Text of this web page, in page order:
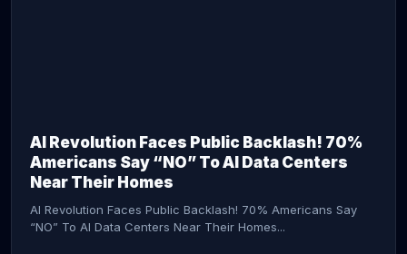
AI Revolution Faces Public Backlash! 70%
Americans Say “NO” To AI Data Centers
Near Their Homes
AI Revolution Faces Public Backlash! 70% Americans Say
“NO” To AI Data Centers Near Their Homes...